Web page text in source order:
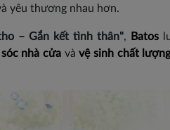
yêu thương nhau hơn.
– Gắn kết tình thân", Batos
nhà cửa vàvệ sinh chất